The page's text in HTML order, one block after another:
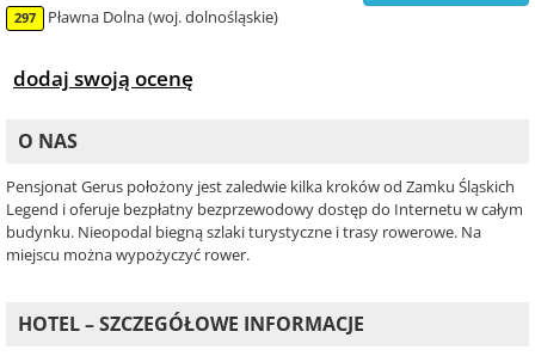
297 Pławna Dolna (woj. dolnośląskie)
dodaj swoją ocenę
O NAS
Pensjonat Gerus położony jest zaledwie kilka kroków od Zamku Śląskich
Legend i oferuje bezpłatny bezprzewodowy dostęp do Internetu w całym
budynku. Nieopodal biegną szlaki turystyczne i trasy rowerowe. Na
miejscu można wypożyczyć rower.
HOTEL – SZCZEGÓŁOWE INFORMACJE